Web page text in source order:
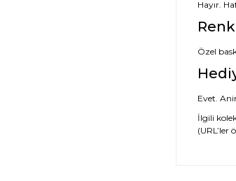
Hayır.
Özel
Evet.
İlgili
(URL’ler